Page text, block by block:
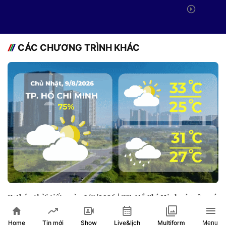
CÁC CHƯƠNG TRÌNH KHÁC
Dự báo thời tiết ngày 9/8/2026 | TP. Hồ Chí Minh có mây, có
mưa rào và dông vài nơi
Home Tin mới Show Live&lịch Multiform Menu